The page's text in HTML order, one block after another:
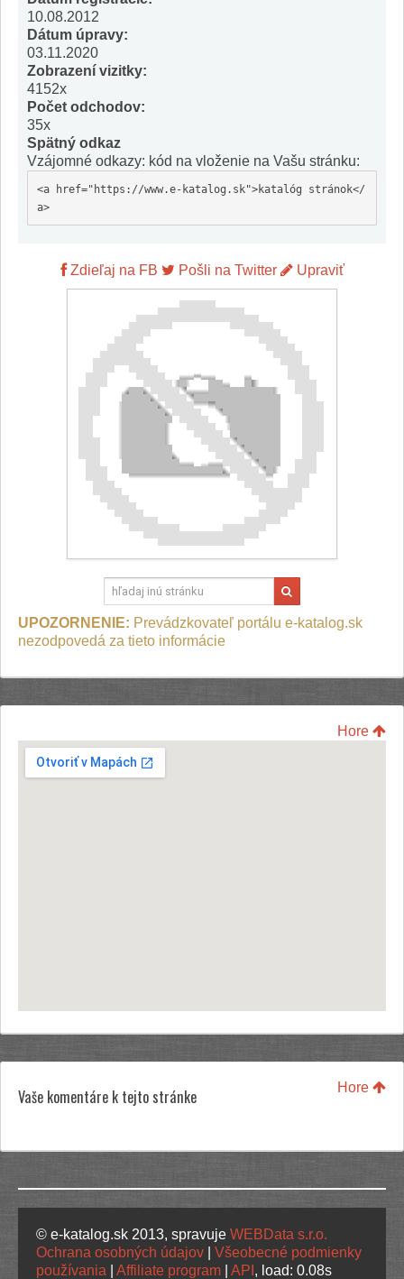
10.08.2012
Dátum úpravy:
03.11.2020
Zobrazení vizitky:
4152x
Počet odchodov:
35x
Spätný odkaz
Vzájomné odkazy: kód na vloženie na Vašu stránku:
<a href="https://www.e-katalog.sk">katalóg stránok</
a>
Zdieľaj na FB Pošli na Twitter Upraviť
UPOZORNENIE: Prevádzkovateľ portálu e-katalog.sk
nezodpovedá za tieto informácie
Hore
Hore
Vaše komentáre k tejto stránke
© e-katalog.sk 2013, spravuje WEBData s.r.o.
Ochrana osobných údajov
Všeobecné podmienky
používania
Affiliate program API , load: 0.08s